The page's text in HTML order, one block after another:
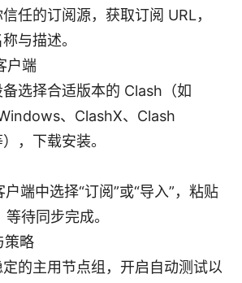
任的订阅源，获取订阅 URL，
与描述。
户端
选择合适版本的 Clash（如
、ClashX、Clash
，下载安装。
端中选择“订阅”或“导入”，粘贴
待同步完成。
策略
的主用节点组，开启自动测试以